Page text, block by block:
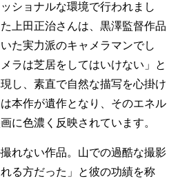
ショナルな環境で行われまし
上田正治さんは、黒澤監督作品
た実力派のキャメラマンでし
ラは芝居をしてはいけない」と
し、素直で自然な描写を心掛け
本作が遺作となり、そのエネル
に色濃く反映されています。
れない作品。山での過酷な撮影
る方だった」と彼の功績を称